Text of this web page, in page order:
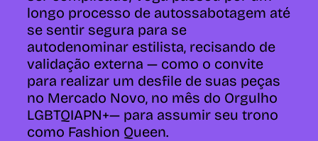
longo processo de autossabotagem até
se sentir segura para se
autodenominar estilista, recisando de
validação externa — como o convite
para realizar um desfile de suas peças
no Mercado Novo, no mês do Orgulho
LGBTQIAPN+— para assumir seu trono
como Fashion Queen.